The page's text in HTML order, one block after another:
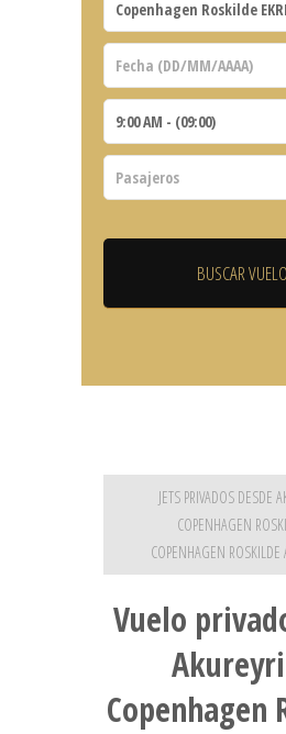
JETS PRIVADOS DESDE
COPENHAGEN
COPENHAGEN ROSKILDE
Vuelo
Copenhagen